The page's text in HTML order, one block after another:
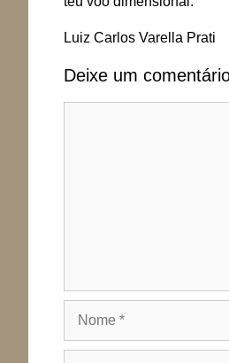
Luiz Carlos Varella Prati
Deixe um